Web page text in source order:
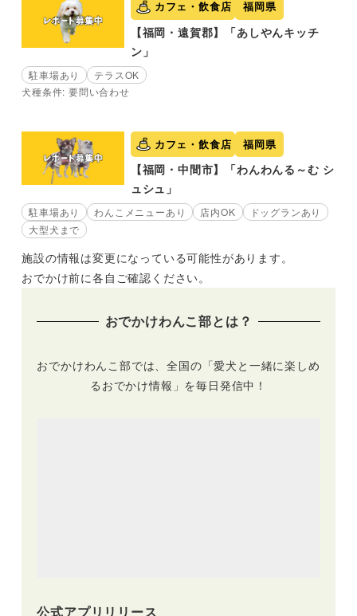
カフェ・飲食店 福岡県
【福岡・遠賀郡】「あしやんキッチ
ン」
駐車場あり
テラスOK
犬種条件: 要問い合わせ
カフェ・飲食店 福岡県
【福岡・中間市】「わんわんる～む シ
ュシュ」
駐車場あり わんこメニューあり 店内OK
ドッグランあり
大型犬まで
施設の情報は変更になっている可能性があります。
おでかけ前に各自ご確認ください。
おでかけわんこ部とは？
おでかけわんこ部では、全国の「愛犬と一緒に楽しめ
るおでかけ情報」を毎日発信中！
公式アプリリリース